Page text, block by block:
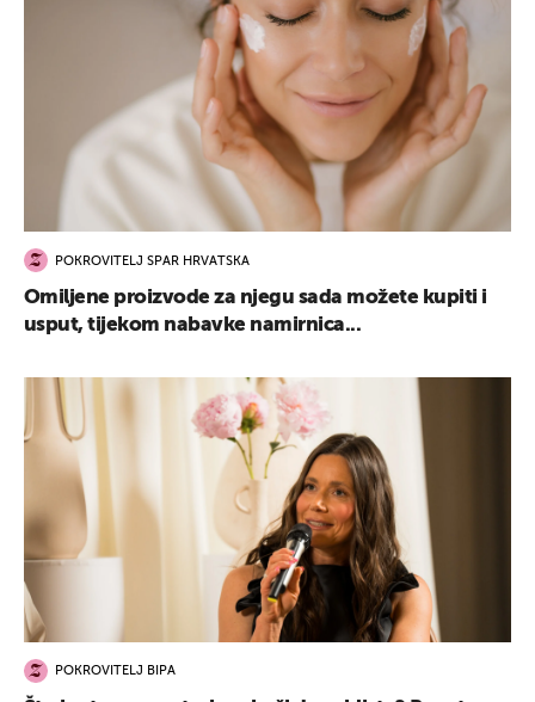
POKROVITELJ SPAR HRVATSKA
Omiljene proizvode za njegu sada možete kupiti i
usput, tijekom nabavke namirnica...
POKROVITELJ BIPA